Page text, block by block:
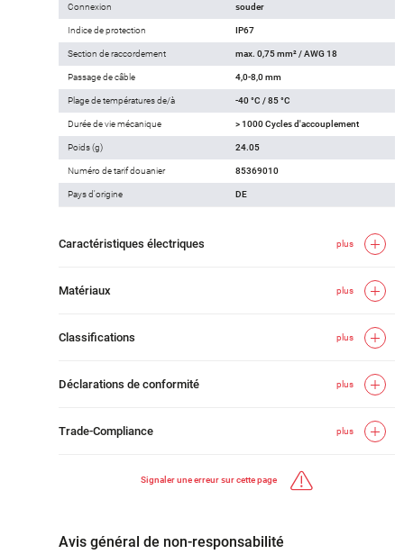
Connexion souder
Indice de protection IP67
Section de raccordement max. 0,75 mm² / AWG 18
Passage de câble 4,0-8,0 mm
Plage de températures de/à -40 °C / 85 °C
Durée de vie mécanique > 1000 Cycles d'accouplement
Poids (g) 24.05
Numéro de tarif douanier 85369010
Pays d'origine DE
Caractéristiques électriques plus
Matériaux plus
Classifications plus
Déclarations de conformité plus
Trade-Compliance plus
Signaler une erreur sur cette page
Avis général de non-responsabilité